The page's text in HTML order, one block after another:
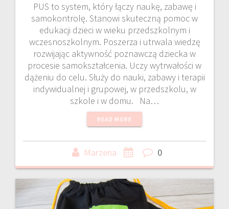
PUS to system, który łączy naukę, zabawę i
samokontrolę. Stanowi skuteczną pomoc w
edukacji dzieci w wieku przedszkolnym i
wczesnoszkolnym. Poszerza i utrwala wiedzę
rozwijając aktywność poznawczą dziecka w
procesie samokształcenia. Uczy wytrwałości w
dążeniu do celu. Służy do nauki, zabawy i terapii
indywidualnej i grupowej, w przedszkolu, w
szkole i w domu. Na…
READ MORE
Marzena 0